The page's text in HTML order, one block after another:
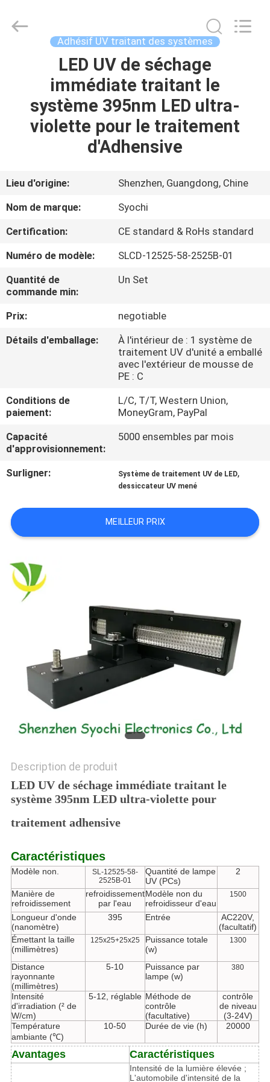
MAISON
PRODUITS
DE
NOUS
VISITE
D'USINE
CONTRÔLE
DE
QUALITÉ
NOUS
NOUVELLES
DEMANDEZ
CITATION
PLAN
DU
SITE
POLICY
Syochi
Electronics
Adhésif UV traitant des systèmes
LED UV de séchage
immédiate traitant le
système 395nm LED ultra-
violette pour le traitement
d'Adhensive
Lieu d'origine:
Shenzhen, Guangdong, Chine
Nom de marque:
Syochi
Certification:
CE standard & RoHs standard
Numéro de modèle:
SLCD-12525-58-2525B-01
Quantité de
commande min:
Un Set
Prix:
negotiable
Détails d'emballage:
À l'intérieur de : 1 système de
traitement UV d'unité a emballé
avec l'extérieur de mousse de
PE : C
Conditions de
paiement:
L/C, T/T, Western Union,
MoneyGram, PayPal
Capacité
d'approvisionnement:
5000 ensembles par mois
Surligner: Système de traitement UV de LED,
dessiccateur UV mené
MEILLEUR PRIX
Description de produit
LED UV de séchage immédiate traitant le
système 395nm LED ultra-violette pour
traitement adhensive
Caractéristiques
Modèle non.
SL-12525-58-
2525B-01
Quantité de lampe
UV (PCs)
2
Manière de
refroidissement
refroidissement
par l'eau
Modèle non du
refroidisseur d'eau
1500
Longueur d'onde
(nanomètre)
395 Entrée
AC220V,
(facultatif)
Émettant la taille
(millimètres)
125x25+25x25
Puissance totale
(w)
1300
Distance
rayonnante
(millimètres)
5-10
Puissance par
lampe (w)
380
Intensité
d'irradiation (² de
W/cm)
5-12, réglable Méthode de
contrôle
(facultative)
contrôle
de niveau
(3-24V)
Température
ambiante (℃)
10-50 Durée de vie (h) 20000
Avantages Caractéristiques
Intensité de la lumière élevée ;
L'automobile d'intensité de la